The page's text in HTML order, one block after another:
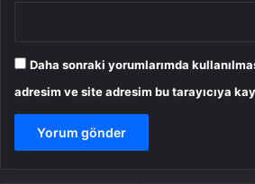
Daha sonraki yorumlarımda
adresim ve site adresim bu tarayıcıya